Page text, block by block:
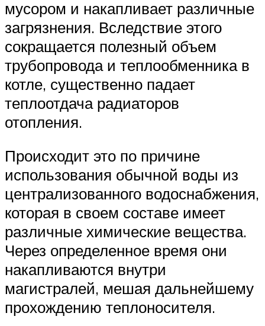
мусором и накапливает различные
загрязнения. Вследствие этого
сокращается полезный объем
трубопровода и теплообменника в
котле, существенно падает
теплоотдача радиаторов
отопления.
Происходит это по причине
использования обычной воды из
централизованного водоснабжения,
которая в своем составе имеет
различные химические вещества.
Через определенное время они
накапливаются внутри
магистралей, мешая дальнейшему
прохождению теплоносителя.